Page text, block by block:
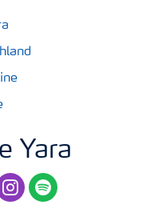
Yara
spotify